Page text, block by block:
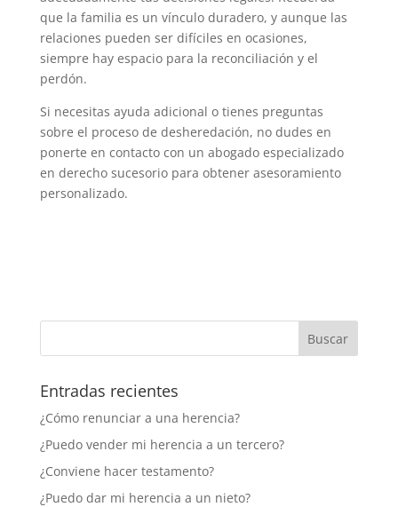
que la familia es un vínculo duradero, y aunque las
relaciones pueden ser difíciles en ocasiones,
siempre hay espacio para la reconciliación y el
perdón.
Si necesitas ayuda adicional o tienes preguntas
sobre el proceso de desheredación, no dudes en
ponerte en contacto con un abogado especializado
en derecho sucesorio para obtener asesoramiento
personalizado.
Entradas recientes
¿Cómo renunciar a una herencia?
¿Puedo vender mi herencia a un tercero?
¿Conviene hacer testamento?
¿Puedo dar mi herencia a un nieto?